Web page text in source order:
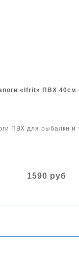
«Ifrit» ПВХ 40см
ПВХ для рыбалки и
1590 руб